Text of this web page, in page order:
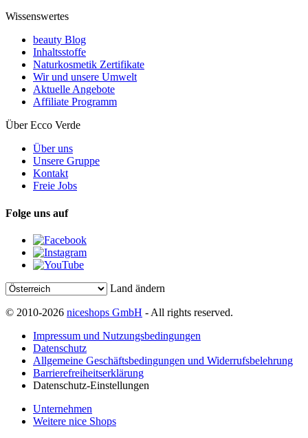
Wissenswertes
beauty Blog
Inhaltsstoffe
Naturkosmetik Zertifikate
Wir und unsere Umwelt
Aktuelle Angebote
Affiliate Programm
Über Ecco Verde
Über uns
Unsere Gruppe
Kontakt
Freie Jobs
Folge uns auf
Land ändern
© 2010-2026 niceshops GmbH - All rights reserved.
Impressum und Nutzungsbedingungen
Datenschutz
Allgemeine Geschäftsbedingungen und Widerrufsbelehrung
Barrierefreiheitserklärung
Datenschutz-Einstellungen
Unternehmen
Weitere nice Shops